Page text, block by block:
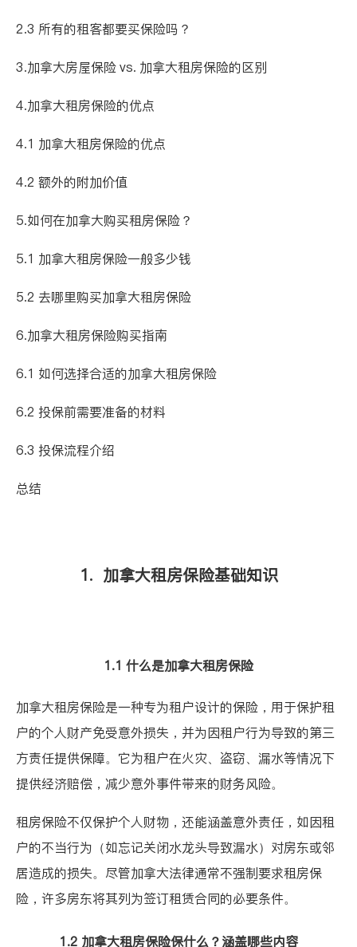
2.3 所有的租客都要买保险吗？
3.加拿大房屋保险 vs. 加拿大租房保险的区别
4.加拿大租房保险的优点
4.1 加拿大租房保险的优点
4.2 额外的附加价值
5.如何在加拿大购买租房保险？
5.1 加拿大租房保险一般多少钱
5.2 去哪里购买加拿大租房保险
6.加拿大租房保险购买指南
6.1 如何选择合适的加拿大租房保险
6.2 投保前需要准备的材料
6.3 投保流程介绍
总结
1. 加拿大租房保险基础知识
1.1 什么是加拿大租房保险
加拿大租房保险是一种专为租户设计的保险，用于保护租
户的个人财产免受意外损失，并为因租户行为导致的第三
方责任提供保障。它为租户在火灾、盗窃、漏水等情况下
提供经济赔偿，减少意外事件带来的财务风险。
租房保险不仅保护个人财物，还能涵盖意外责任，如因租
户的不当行为（如忘记关闭水龙头导致漏水）对房东或邻
居造成的损失。尽管加拿大法律通常不强制要求租房保
险，许多房东将其列为签订租赁合同的必要条件。
1.2 加拿大租房保险保什么？涵盖哪些内容